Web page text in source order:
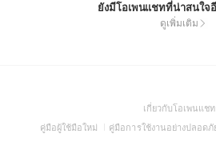
ยังมีโอเพนแชทที่น่าสนใจ
ดูเพิ่มเติม
เกี่ยวกับโอเพนแชท
คู่มือผู้ใช้มือใหม่
(Open
คู่มือการใช้งานอย่างปลอดภั